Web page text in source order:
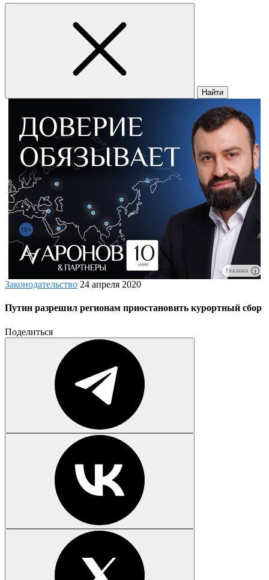
Найти
Реклама
Законодательство 24 апреля 2020
Путин разрешил регионам приостановить курортный сбор
Поделиться